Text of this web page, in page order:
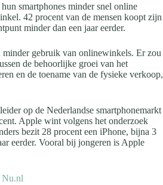
smartphones minder snel online
42 procent van de mensen koopt zijn
minder dan een jaar eerder.
minder gebruik van onlinewinkels. Er zou
de behoorlijke groei van het
en de toename van de fysieke verkoop,
op de Nederlandse smartphonemarkt
Apple wint volgens het onderzoek
bezit 28 procent een iPhone, bijna 3
eerder. Vooral bij jongeren is Apple
Nu.nl